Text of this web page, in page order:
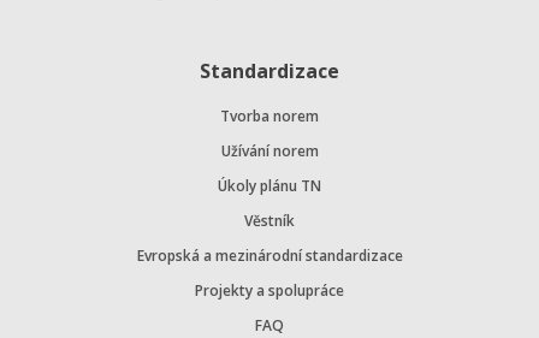
Standardizace
Tvorba norem
Užívání norem
Úkoly plánu TN
Věstník
Evropská a mezinárodní standardizace
Projekty a spolupráce
FAQ